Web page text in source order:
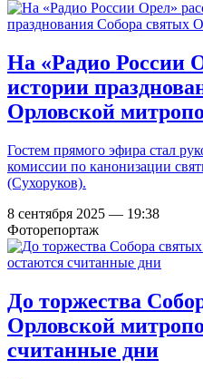
На «Радио России
истории
Орловской
Гостем прямого эфира стал
комиссии по канонизации
(Сухоруков).
8 сентября 2025 — 19:38
Фоторепортаж
До торжества
Орловской
считанные дни